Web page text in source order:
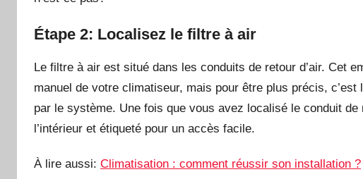
Étape 2: Localisez le filtre à air
Le filtre à air est situé dans les conduits de retour d’air. Cet
manuel de votre climatiseur, mais pour être plus précis,
par le système. Une fois que vous avez localisé le conduit
l’intérieur et étiqueté pour un accès facile.
À lire aussi: Climatisation : comment réussir son installation ?